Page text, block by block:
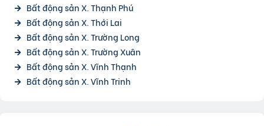
Bất động sản X. Thạnh Phú
Bất động sản X. Thới Lai
Bất động sản X. Trường Long
Bất động sản X. Trường Xuân
Bất động sản X. Vĩnh Thạnh
Bất động sản X. Vĩnh Trinh